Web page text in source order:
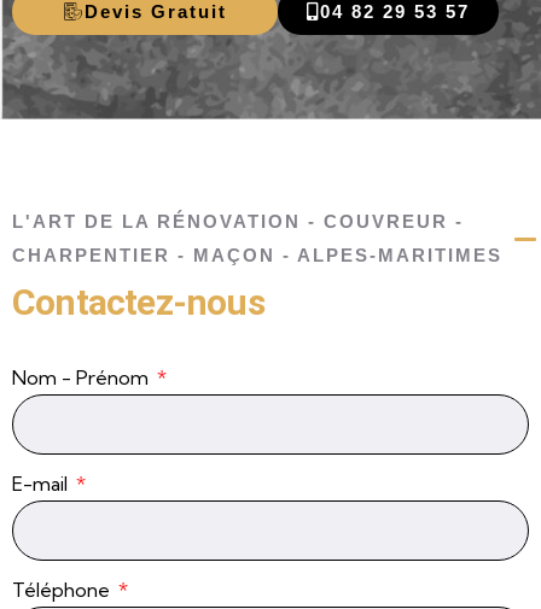
Devis Gratuit 04 82 29 53 57
L'ART DE LA RÉNOVATION - COUVREUR -
CHARPENTIER - MAÇON - ALPES-MARITIMES
Contactez-nous
Nom - Prénom
E-mail
Téléphone